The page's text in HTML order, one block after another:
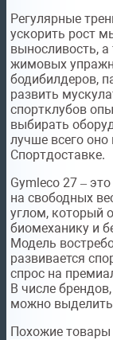
Регулярные
ускорить рост
выносливость,
жимовых
бодибилдеров,
развить
спортклубов
выбирать
лучше всего оно
Спортдоставке.
Gymleco 27 –
на свободных
углом, который
биомеханику и
Модель
развивается
спрос на
В числе
можно выделить
Похожие товары